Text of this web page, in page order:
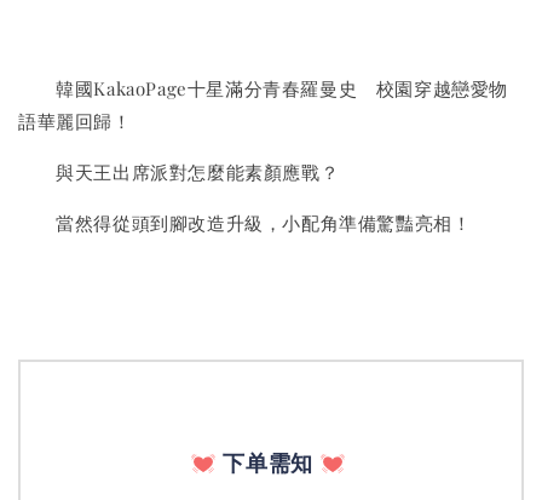
韓國KakaoPage十星滿分青春羅曼史 校園穿越戀愛物
語華麗回歸！
與天王出席派對怎麼能素顏應戰？
當然得從頭到腳改造升級，小配角準備驚豔亮相！
下单需知